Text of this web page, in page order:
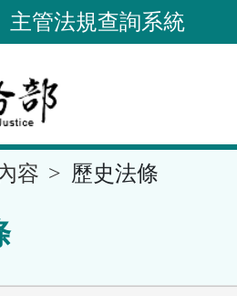
主管法規查詢系統
容 歷史法條